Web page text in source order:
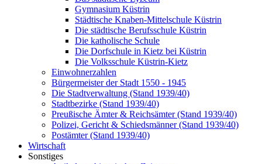
Gymnasium Küstrin
Städtische Knaben-Mittelschule Küstrin
Die städtische Berufsschule Küstrin
Die katholische Schule
Die Dorfschule in Kietz bei Küstrin
Die Volksschule Küstrin-Kietz
Einwohnerzahlen
Bürgermeister der Stadt 1550 - 1945
Die Stadtverwaltung (Stand 1939/40)
Stadtbezirke (Stand 1939/40)
Preußische Ämter & Reichsämter (Stand 1939/40)
Polizei, Gericht & Schiedsmänner (Stand 1939/40)
Postämter (Stand 1939/40)
Wirtschaft
Sonstiges